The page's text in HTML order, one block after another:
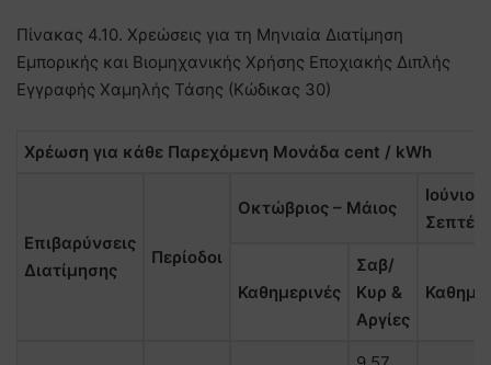
Πίνακας 4.10. Χρεώσεις για τη Μηνιαία Διατίμηση
Εμπορικής και Βιομηχανικής Χρήσης Εποχιακής Διπλής
Εγγραφής Χαμηλής Τάσης (Κώδικας 30)
Χρέωση για κάθε Παρεχόμενη Μονάδα cent / kWh
Επιβαρύνσεις
Διατίμησης
Περίοδοι
Οκτώβριος – Μάιος
Ιούνιος
Καθημερινές
Σαβ/
Κυρ &
Αργίες